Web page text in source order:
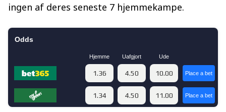
ingen af deres seneste 7 hjemmekampe.